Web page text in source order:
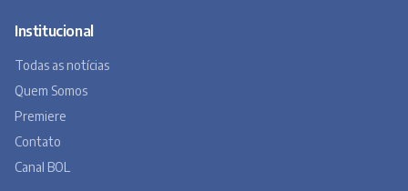
Barbacena, um lugar a Beira do Caminho
Museu Virtual
Museu do Tropeirismo
Copyright 2026 © Barbacena Online. Todos os direitos reservados.